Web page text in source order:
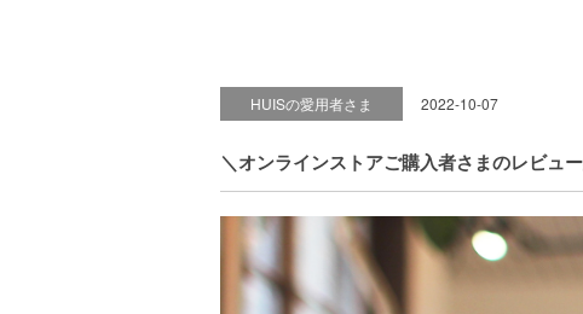
HUISの愛用者さま 2022-10-07
＼オンラインストアご購入者さまのレビュ